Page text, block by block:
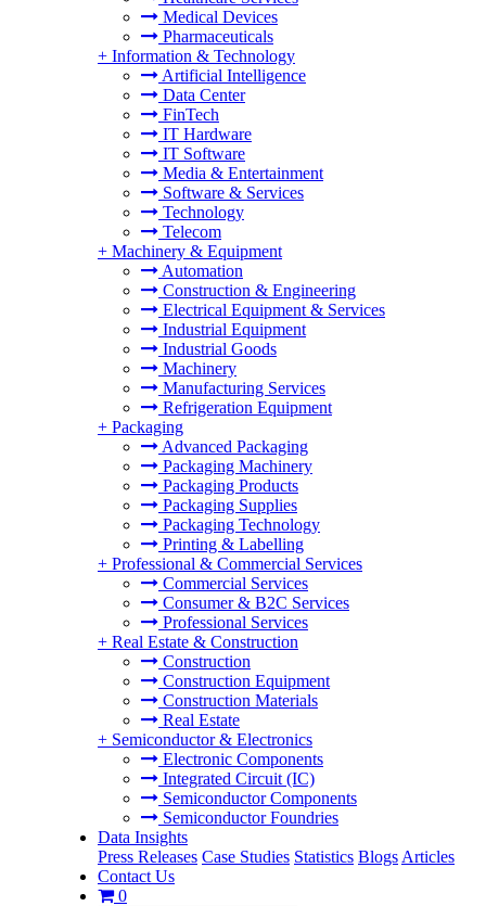
Medical Devices
Pharmaceuticals
+ Information & Technology
Artificial Intelligence
Data Center
FinTech
IT Hardware
IT Software
Media & Entertainment
Software & Services
Technology
Telecom
+ Machinery & Equipment
Automation
Construction & Engineering
Electrical Equipment & Services
Industrial Equipment
Industrial Goods
Machinery
Manufacturing Services
Refrigeration Equipment
+ Packaging
Advanced Packaging
Packaging Machinery
Packaging Products
Packaging Supplies
Packaging Technology
Printing & Labelling
+ Professional & Commercial Services
Commercial Services
Consumer & B2C Services
Professional Services
+ Real Estate & Construction
Construction
Construction Equipment
Construction Materials
Real Estate
+ Semiconductor & Electronics
Electronic Components
Integrated Circuit (IC)
Semiconductor Components
Semiconductor Foundries
Data Insights
Press Releases Case Studies Statistics Blogs Articles
Contact Us
0